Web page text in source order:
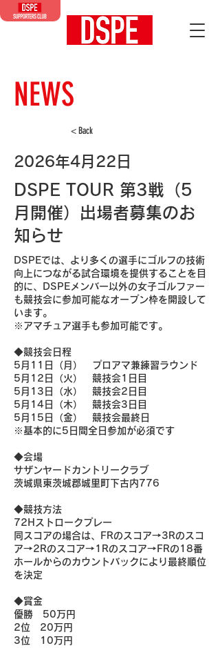
NEWS
< Back
2026年4月22日
DSPE TOUR 第3戦（5
月開催）出場者募集のお
知らせ
DSPEでは、より多くの選手にゴルフの技術
向上につながる試合環境を提供することを目
的に、DSPEメンバー以外の女子ゴルファー
も競技会に参加可能なオープン枠を開設して
います。
※アマチュア選手も参加可能です。
◆競技会日程
5月11日（月） プロアマ兼練習ラウンド
5月12日（火） 競技会1日目
5月13日（水） 競技会2日目
5月14日（木） 競技会3日目
5月15日（金） 競技会最終日
※基本的に5日間全日参加が必須です
◆会場
サザンヤードカントリークラブ
茨城県東茨城郡城里町下古内776
◆競技方法
72Hストロークプレー
同スコアの場合は、FRのスコア→3Rのスコ
ア→2Rのスコア→1Rのスコア→FRの18番
ホールからのカウントバックにより最終順位
を決定
◆賞金
優勝 50万円
2位 20万円
3位 10万円